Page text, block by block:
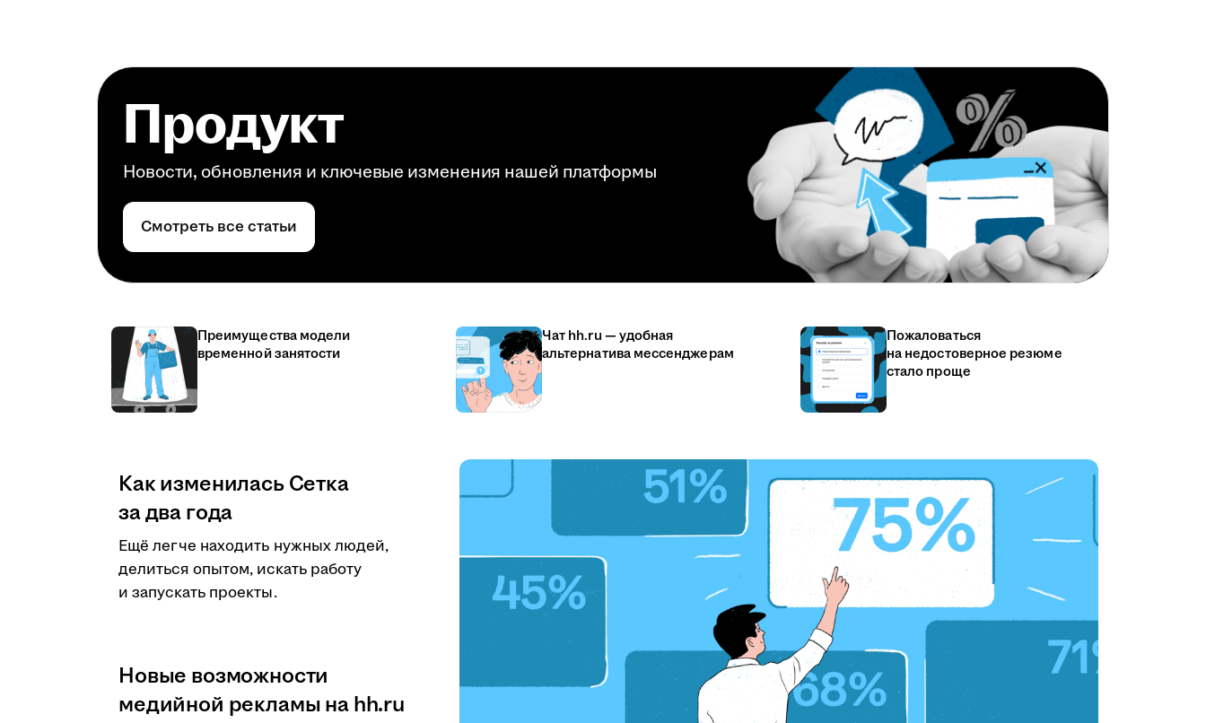
Продукт
Новости, обновления и ключевые изменения нашей платформы
Смотреть все статьи
Преимущества модели
временной занятости
Чат hh.ru — удобная
альтернатива мессенджерам
Пожаловаться
на недостоверное резюме
стало проще
Как изменилась Сетка
за два года
Ещё легче находить нужных людей,
делиться опытом, искать работу
и запускать проекты.
Новые возможности
медийной рекламы на hh.ru